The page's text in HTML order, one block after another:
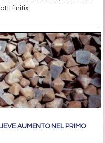
finiti»
AUMENTO NEL PRIMO